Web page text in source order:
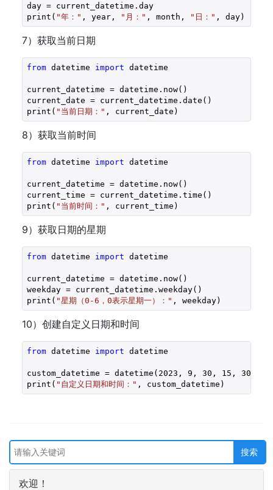
day = current_datetime.day
print( "年：" , year, "月：" , month, "日：" , day)
7）获取当前日期
from datetime import datetime
current_datetime = datetime.now()
current_date = current_datetime.date()
print( "当前日期：" , current_date)
8）获取当前时间
from datetime import datetime
current_datetime = datetime.now()
current_time = current_datetime.time()
print( "当前时间：" , current_time)
9）获取日期的星期
from datetime import datetime
current_datetime = datetime.now()
weekday = current_datetime.weekday()
print( "星期（0-6，0表示星期一）：" , weekday)
10）创建自定义日期和时间
from datetime import datetime
custom_datetime = datetime( 2023 , 9 , 30 , 15 , 30
print( "自定义日期和时间：" , custom_datetime)
欢迎！